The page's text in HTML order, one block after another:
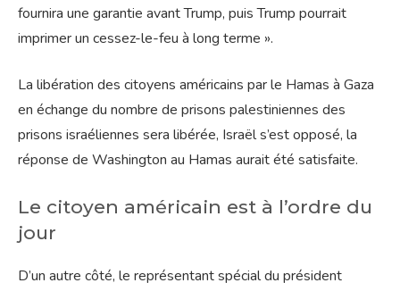
fournira une garantie avant Trump, puis Trump pourrait
imprimer un cessez-le-feu à long terme ».
La libération des citoyens américains par le Hamas à Gaza
en échange du nombre de prisons palestiniennes des
prisons israéliennes sera libérée, Israël s’est opposé, la
réponse de Washington au Hamas aurait été satisfaite.
Le citoyen américain est à l’ordre du
jour
D’un autre côté, le représentant spécial du président